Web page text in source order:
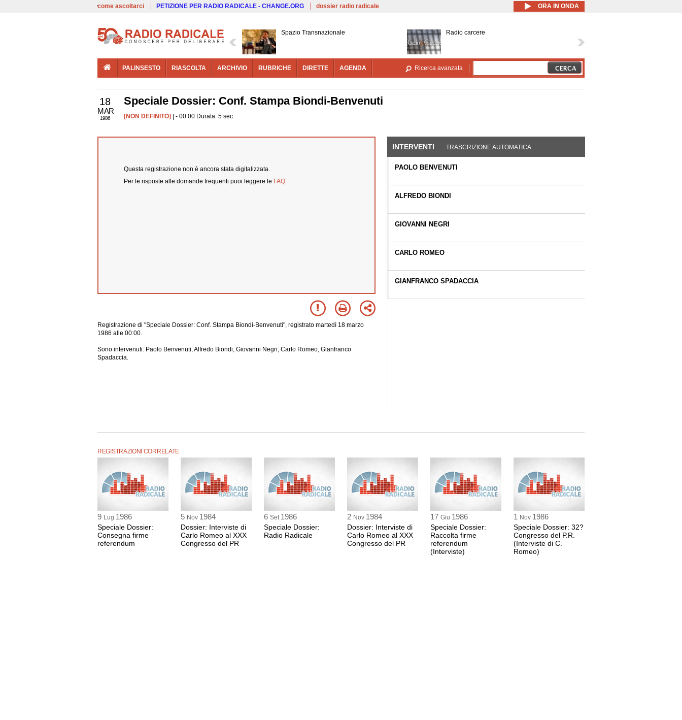
Salta al contenuto principale
come ascoltarci PETIZIONE PER RADIO RADICALE - CHANGE.ORG dossier radio radicale ORA IN ONDA
Spazio Transnazionale Radio carcere
PALINSESTO RIASCOLTA ARCHIVIO RUBRICHE DIRETTE AGENDA Ricerca avanzata
18
MAR
1986
Speciale Dossier: Conf. Stampa Biondi-Benvenuti
[NON DEFINITO] | - 00:00 Durata: 5 sec
Questa registrazione non è ancora stata digitalizzata.
Per le risposte alle domande frequenti puoi leggere le FAQ.
Registrazione di "Speciale Dossier: Conf. Stampa Biondi-Benvenuti", registrato martedì 18 marzo
1986 alle 00:00.
Sono intervenuti: Paolo Benvenuti, Alfredo Biondi, Giovanni Negri, Carlo Romeo, Gianfranco
Spadaccia.
INTERVENTI (SCHEDA ATTIVA)
TRASCRIZIONE AUTOMATICA
PAOLO BENVENUTI
ALFREDO BIONDI
GIOVANNI NEGRI
CARLO ROMEO
GIANFRANCO SPADACCIA
REGISTRAZIONI CORRELATE
9 Lug 1986
Speciale Dossier:
Consegna firme
referendum
5 Nov 1984
Dossier: Interviste di
Carlo Romeo al XXX
Congresso del PR
6 Set 1986
Speciale Dossier:
Radio Radicale
2 Nov 1984
Dossier: Interviste di
Carlo Romeo al XXX
Congresso del PR
17 Giu 1986
Speciale Dossier:
Raccolta firme
referendum
(Interviste)
1 Nov 1986
Speciale Dossier: 32?
Congresso del P.R.
(Interviste di C.
Romeo)